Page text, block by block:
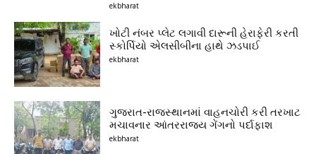
ekbharat
ખોટી નંબર પ્લેટ લગાવી દારૂની હેરાફેરી કરતી
સ્કોર્પિયો એલસીબીના હાથે ઝડપાઈ
ekbharat
ગુજરાત-રાજસ્થાનમાં વાહનચોરી કરી તરખાટ
મચાવનાર આંતરરાજ્ય ગેંગનો પર્દાફાશ
ekbharat